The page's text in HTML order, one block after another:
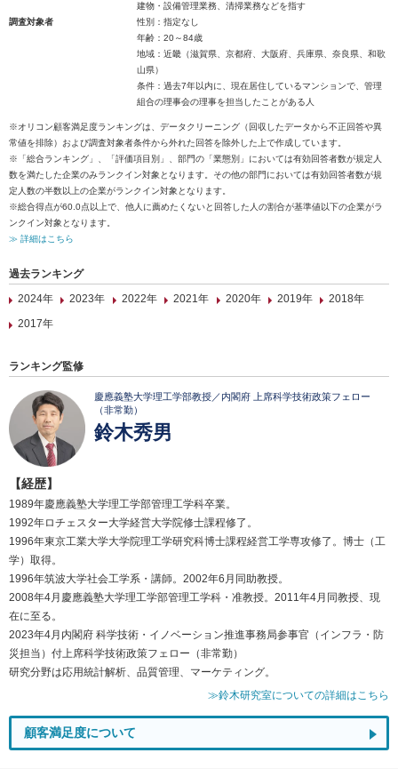
建物・設備管理業務、清掃業務などを指す
調査対象者
性別：指定なし
年齢：20～84歳
地域：近畿（滋賀県、京都府、大阪府、兵庫県、奈良県、和歌
山県）
条件：過去7年以内に、現在居住しているマンションで、管理
組合の理事会の理事を担当したことがある人
※オリコン顧客満足度ランキングは、データクリーニング（回収したデータから不正回答や異
常値を排除）および調査対象者条件から外れた回答を除外した上で作成しています。
※「総合ランキング」、「評価項目別」、部門の「業態別」においては有効回答者数が規定人
数を満たした企業のみランクイン対象となります。その他の部門においては有効回答者数が規
定人数の半数以上の企業がランクイン対象となります。
※総合得点が60.0点以上で、他人に薦めたくないと回答した人の割合が基準値以下の企業がラ
ンクイン対象となります。
≫ 詳細はこちら
過去ランキング
2024年
2023年 2022年 2021年 2020年 2019年
2018年
2017年
ランキング監修
慶應義塾大学理工学部教授／内閣府 上席科学技術政策フェロー
（非常勤）
鈴木秀男
【経歴】
1989年慶應義塾大学理工学部管理工学科卒業。
1992年ロチェスター大学経営大学院修士課程修了。
1996年東京工業大学大学院理工学研究科博士課程経営工学専攻修了。博士（工
学）取得。
1996年筑波大学社会工学系・講師。2002年6月同助教授。
2008年4月慶應義塾大学理工学部管理工学科・准教授。2011年4月同教授、現
在に至る。
2023年4月内閣府 科学技術・イノベーション推進事務局参事官（インフラ・防
災担当）付上席科学技術政策フェロー（非常勤）
研究分野は応用統計解析、品質管理、マーケティング。
≫鈴木研究室についての詳細はこちら
顧客満足度について